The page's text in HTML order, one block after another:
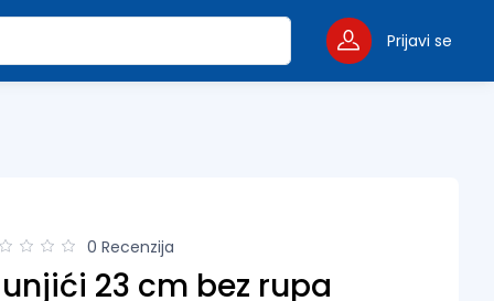
Prijavi se
0 Recenzija
23 cm bez rupa